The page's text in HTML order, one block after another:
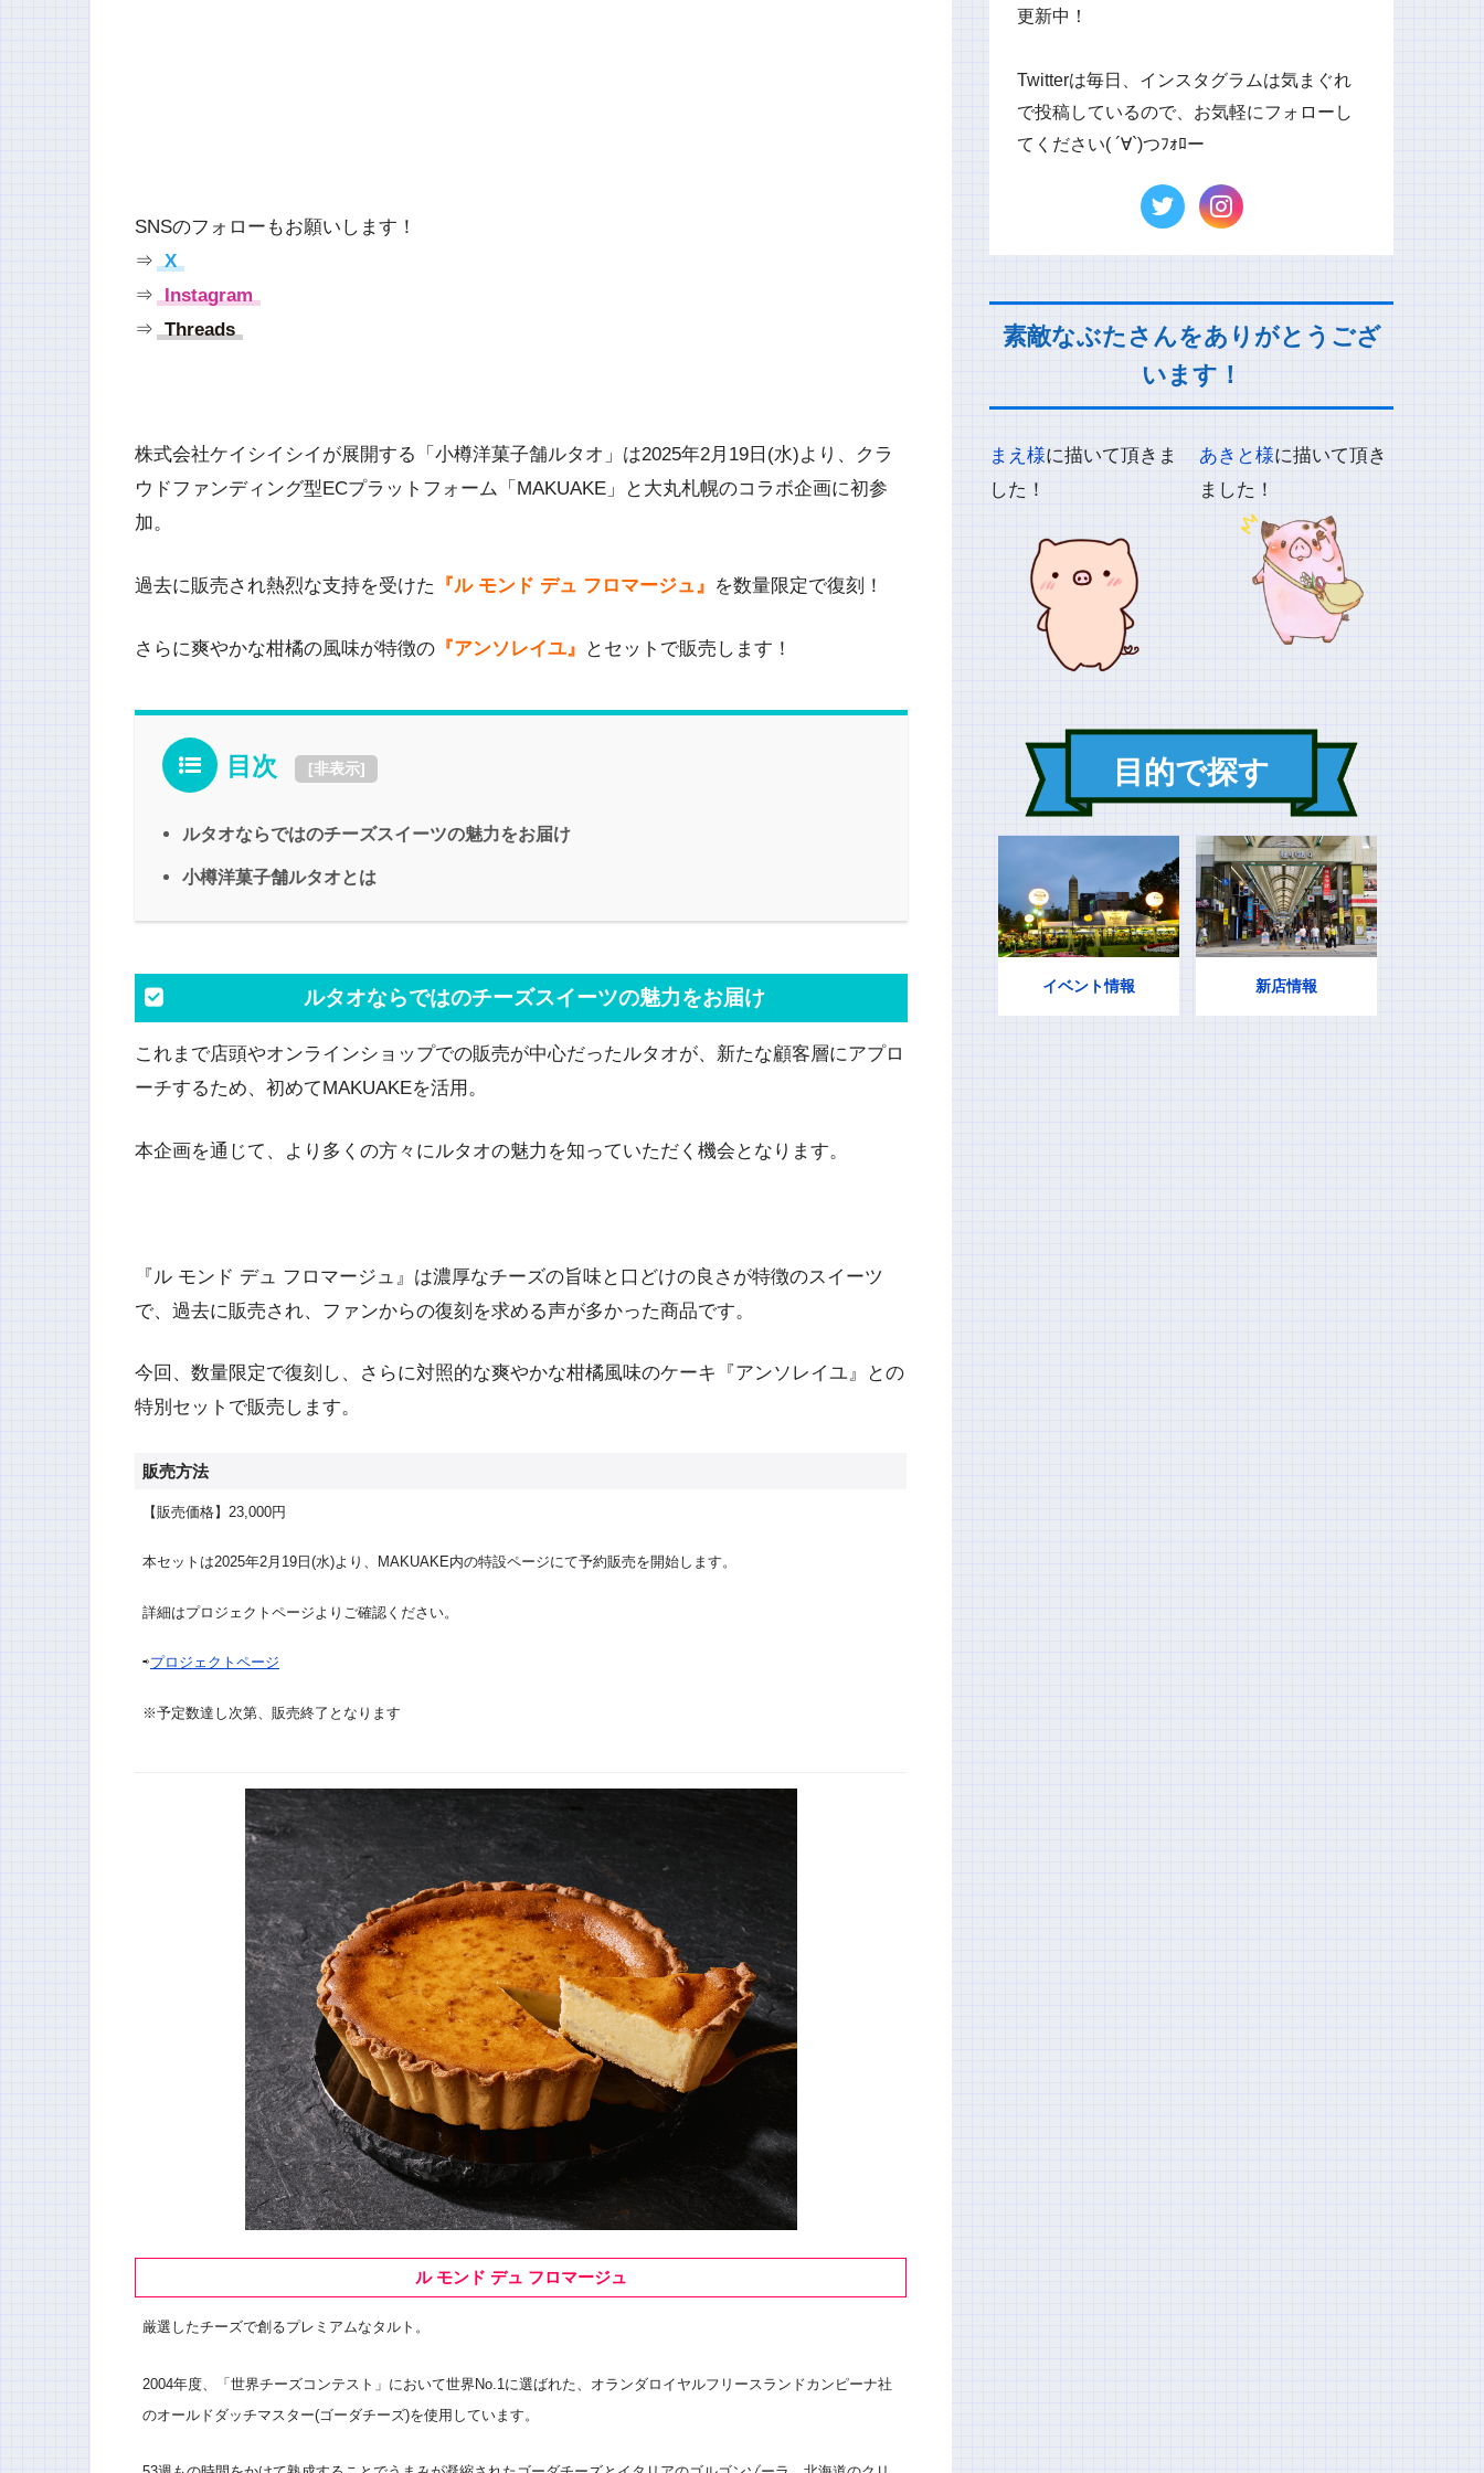
SNSのフォローもお願いします！
⇒ X
⇒ Instagram
⇒ Threads
株式会社ケイシイシイが展開する「小樽洋菓子舗ルタオ」は2025年2月19日(水)より、クラ
ウドファンディング型ECプラットフォーム「MAKUAKE」と大丸札幌のコラボ企画に初参
加。
過去に販売され熱烈な支持を受けた 『ル モンド デュ フロマージュ』 を数量限定で復刻！
さらに爽やかな柑橘の風味が特徴の 『アンソレイユ』 とセットで販売します！
目次 [非表示]
ルタオならではのチーズスイーツの魅力をお届け
小樽洋菓子舗ルタオとは
ルタオならではのチーズスイーツの魅力をお届け
これまで店頭やオンラインショップでの販売が中心だったルタオが、新たな顧客層にアプロ
ーチするため、初めてMAKUAKEを活用。
本企画を通じて、より多くの方々にルタオの魅力を知っていただく機会となります。
『ル モンド デュ フロマージュ』は濃厚なチーズの旨味と口どけの良さが特徴のスイーツ
で、過去に販売され、ファンからの復刻を求める声が多かった商品です。
今回、数量限定で復刻し、さらに対照的な爽やかな柑橘風味のケーキ『アンソレイユ』との
特別セットで販売します。
販売方法
【販売価格】23,000円
本セットは2025年2月19日(水)より、MAKUAKE内の特設ページにて予約販売を開始します。
詳細はプロジェクトページよりご確認ください。
⇨プロジェクトページ
※予定数達し次第、販売終了となります
ル モンド デュ フロマージュ
厳選したチーズで創るプレミアムなタルト。
2004年度、「世界チーズコンテスト」において世界No.1に選ばれた、オランダロイヤルフリースランドカンピーナ社
のオールドダッチマスター(ゴーダチーズ)を使用しています。
更新中！
Twitterは毎日、インスタグラムは気まぐれ
で投稿しているので、お気軽にフォローし
てください( ´∀`)つﾌｫﾛー
素敵なぶたさんをありがとうござ
います！
まえ様に描いて頂きま
した！
あきと様に描いて頂き
ました！
目的で探す
イベント情報 新店情報